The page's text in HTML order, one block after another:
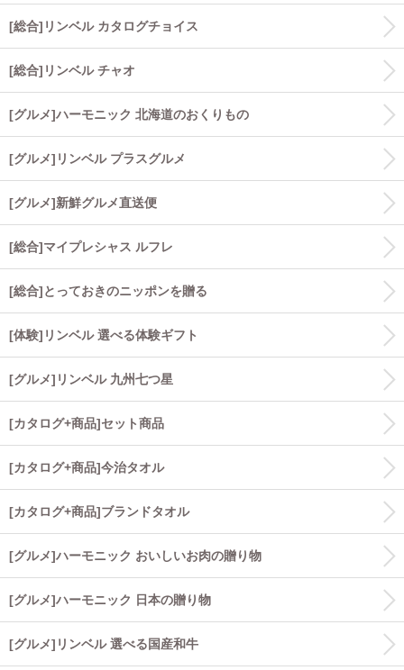
[総合]リンベル カタログチョイス
[総合]リンベル チャオ
[グルメ]ハーモニック 北海道のおくりもの
[グルメ]リンベル プラスグルメ
[グルメ]新鮮グルメ直送便
[総合]マイプレシャス ルフレ
[総合]とっておきのニッポンを贈る
[体験]リンベル 選べる体験ギフト
[グルメ]リンベル 九州七つ星
[カタログ+商品]セット商品
[カタログ+商品]今治タオル
[カタログ+商品]ブランドタオル
[グルメ]ハーモニック おいしいお肉の贈り物
[グルメ]ハーモニック 日本の贈り物
[グルメ]リンベル 選べる国産和牛